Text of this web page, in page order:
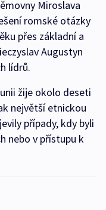
Miroslava
romské otázky
přes základní a
Augustyn
lídrů.
žije okolo deseti
největší etnickou
případy, kdy byli
nebo v přístupu k